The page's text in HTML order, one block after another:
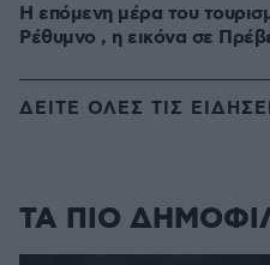
Η επόμενη μέρα του
Ρέθυμνο , η εικόνα σε
ΔΕΙΤΕ ΟΛΕΣ ΤΙΣ
ΤΑ ΠΙΟ